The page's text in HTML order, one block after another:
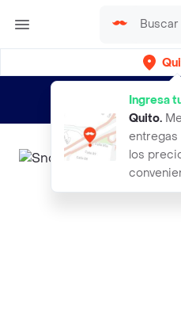
Ingresa
Quito.
entregas
los
envíos gratis por